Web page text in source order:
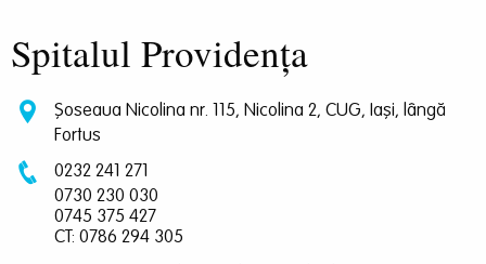
Spitalul Providența
Șoseaua Nicolina nr. 115, Nicolina 2, CUG, Iași, lângă
Fortus
0232 241 271
0730 230 030
0745 375 427
CT: 0786 294 305